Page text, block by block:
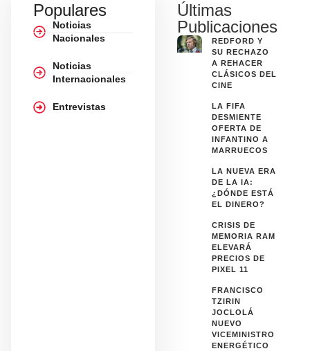
Populares
Noticias
Nacionales
Noticias
Internacionales
Entrevistas
Últimas
Publicaciones
REDFORD Y
SU RECHAZO
A REHACER
CLÁSICOS DEL
CINE
LA FIFA
DESMIENTE
OFERTA DE
INFANTINO A
MARRUECOS
LA NUEVA ERA
DE LA IA:
¿DÓNDE ESTÁ
EL DINERO?
CRISIS DE
MEMORIA RAM
ELEVARÁ
PRECIOS DE
PIXEL 11
FRANCISCO
TZIRIN
JOCLOLÁ
NUEVO
VICEMINISTRO
ENERGÉTICO